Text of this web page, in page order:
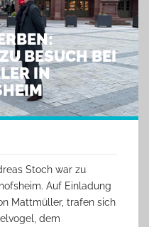
BESUCH BEI
IN
Stoch war zu
Auf Einladung
Mattmüller, trafen sich
dem